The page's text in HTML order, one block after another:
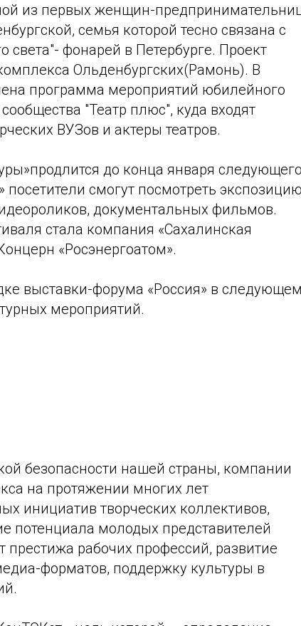
из первых женщин-
семья которой тесно связана с
света"- фонарей в Петербурге. Проект
Ольденбургских(Рамонь). В
программа мероприятий юбилейного
"Театр плюс", куда входят
ВУЗов и актеры театров.
до конца января следующего
смогут посмотреть экспозицию
документальных фильмов.
стала компания «Сахалинская
«Росэнергоатом».
выставки-форума «Россия» в следующем
мероприятий.
безопасности нашей страны, компании
на протяжении многих лет
инициатив творческих коллективов,
потенциала молодых представителей
престижа рабочих профессий, развитие
форматов, поддержку культуры в